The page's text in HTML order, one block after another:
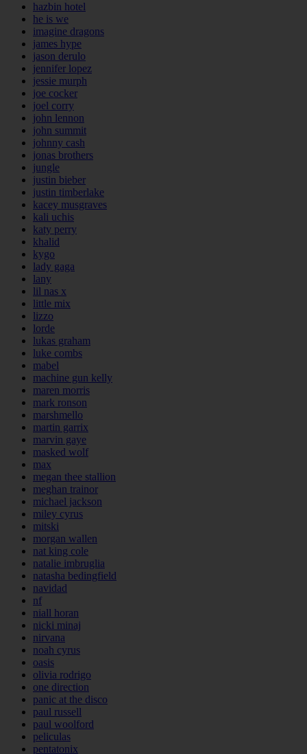
hazbin hotel
he is we
imagine dragons
james hype
jason derulo
jennifer lopez
jessie murph
joe cocker
joel corry
john lennon
john summit
johnny cash
jonas brothers
jungle
justin bieber
justin timberlake
kacey musgraves
kali uchis
katy perry
khalid
kygo
lady gaga
lany
lil nas x
little mix
lizzo
lorde
lukas graham
luke combs
mabel
machine gun kelly
maren morris
mark ronson
marshmello
martin garrix
marvin gaye
masked wolf
max
megan thee stallion
meghan trainor
michael jackson
miley cyrus
mitski
morgan wallen
nat king cole
natalie imbruglia
natasha bedingfield
navidad
nf
niall horan
nicki minaj
nirvana
noah cyrus
oasis
olivia rodrigo
one direction
panic at the disco
paul russell
paul woolford
peliculas
pentatonix